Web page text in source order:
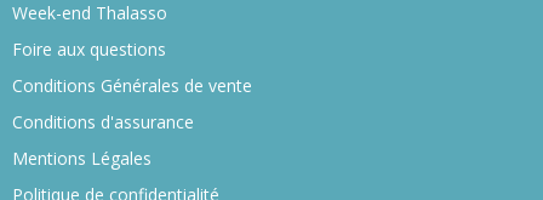
Week-end Thalasso
Foire aux questions
Conditions Générales de vente
Conditions d'assurance
Mentions Légales
Politique de confidentialité